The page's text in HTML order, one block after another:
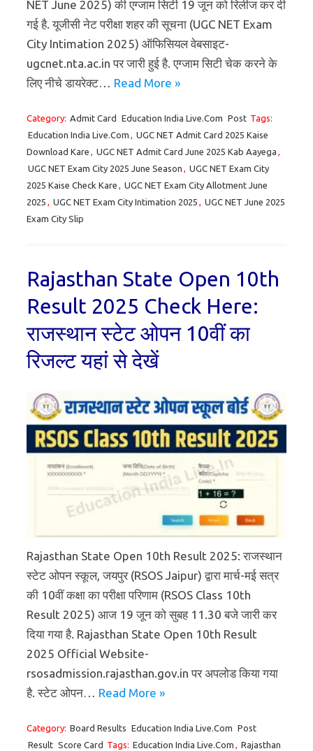
NET June 2025) की एग्जाम सिटी 19 जून को रिलीज कर दी
गई है. यूजीसी नेट परीक्षा शहर की सूचना (UGC NET Exam
City Intimation 2025) ऑफिसियल वेबसाइट-
ugcnet.nta.ac.in पर जारी हुई है. एग्जाम सिटी चेक करने के
लिए नीचे डायरेक्ट… Read More »
Category: Admit Card Education India Live.Com Post Tags:
Education India Live.Com , UGC NET Admit Card 2025 Kaise
Download Kare , UGC NET Admit Card June 2025 Kab Aayega ,
UGC NET Exam City 2025 June Season , UGC NET Exam City
2025 Kaise Check Kare , UGC NET Exam City Allotment June
2025 , UGC NET Exam City Intimation 2025 , UGC NET June 2025
Exam City Slip
Rajasthan State Open 10th
Result 2025 Check Here:
राजस्थान स्टेट ओपन 10वीं का
रिजल्ट यहां से देखें
Rajasthan State Open 10th Result 2025: राजस्थान
स्टेट ओपन स्कूल, जयपुर (RSOS Jaipur) द्वारा मार्च-मई सत्र
की 10वीं कक्षा का परीक्षा परिणाम (RSOS Class 10th
Result 2025) आज 19 जून को सुबह 11.30 बजे जारी कर
दिया गया है. Rajasthan State Open 10th Result
2025 Official Website-
rsosadmission.rajasthan.gov.in पर अपलोड किया गया
है. स्टेट ओपन… Read More »
Category: Board Results Education India Live.Com Post
Result Score Card Tags: Education India Live.Com , Rajasthan